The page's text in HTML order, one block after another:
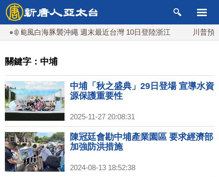
颱風白海豚襲沖繩 週末最近台灣 10日登陸浙江 川普預透露
關鍵字：中埔
中埔「秋之盛典」29日登場 宣導水資
源保護重要性
2025-11-27 20:08:31
陳冠廷會勘中埔產業園區 要求經濟部
加強防洪措施
2024-08-13 18:52:38